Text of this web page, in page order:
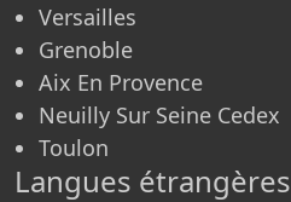
Versailles
Grenoble
Aix En Provence
Neuilly Sur Seine Cedex
Toulon
Langues étrangères